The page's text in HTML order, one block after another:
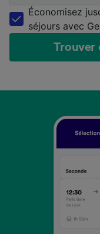
Économisez
séjours avec
Trouver